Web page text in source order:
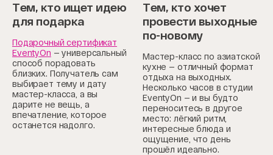
Тем, кто ищет идею
для подарка
Подарочный сертификат
EventyOn — универсальный
способ порадовать
близких. Получатель сам
выбирает тему и дату
мастер-класса, а вы
дарите не вещь, а
впечатление, которое
останется надолго.
Тем, кто хочет
провести выходные
по-новому
Мастер-класс по азиатской
кухне — отличный формат
отдыха на выходных.
Несколько часов в студии
EventyOn — и вы будто
переноситесь в другое
место: лёгкий ритм,
интересные блюда и
ощущение, что день
прошёл идеально.